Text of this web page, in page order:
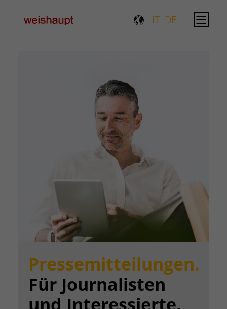
IT DE
Pressemitteilungen.
Für Journalisten